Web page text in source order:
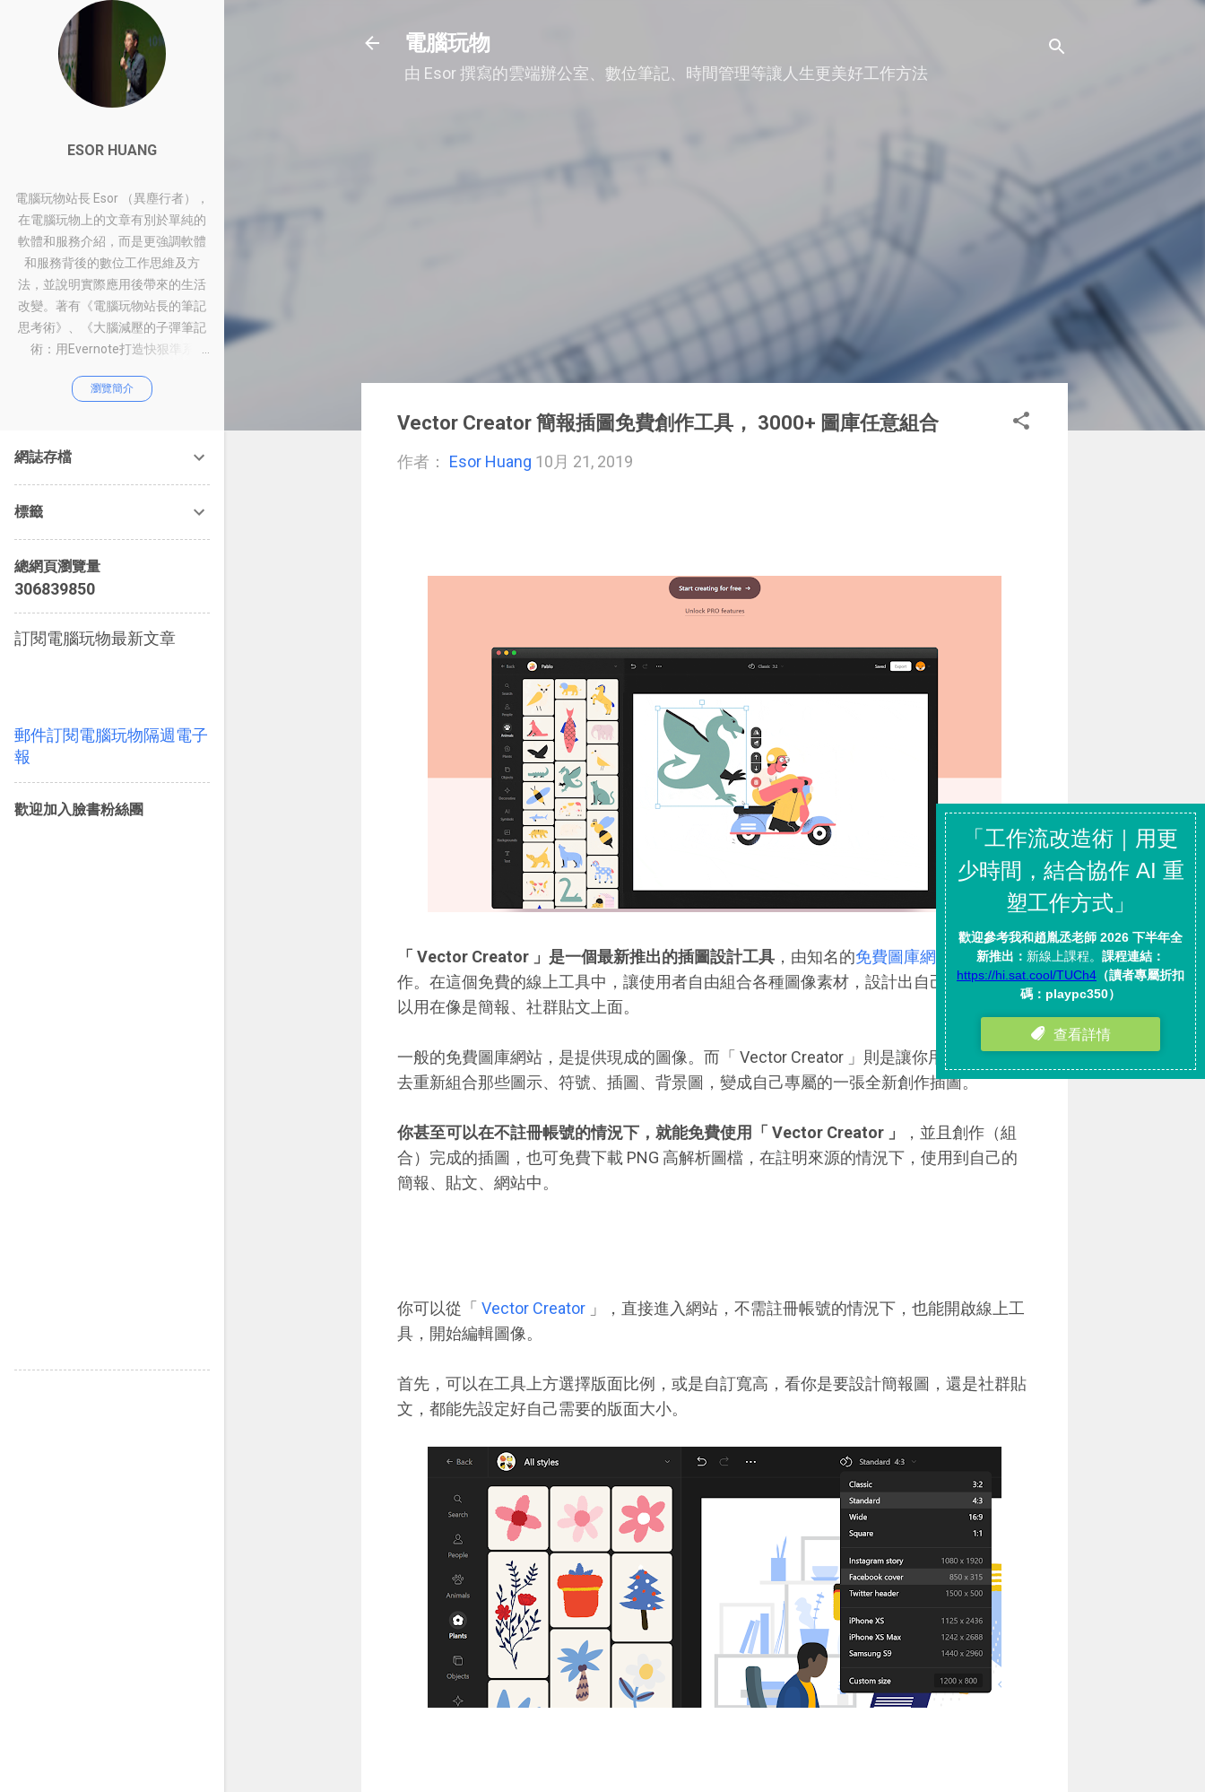
電腦玩物
由 Esor 撰寫的雲端辦公室、數位筆記、時間管理等讓人生更美好工作方法
Vector Creator 簡報插圖免費創作工具， 3000+ 圖庫任意組合
作者： Esor Huang 10月 21, 2019
「 Vector Creator 」是一個最新推出的插圖設計工具 ，由知名的免費圖庫網站 icon8製
作。在這個免費的線上工具中，讓使用者自由組合各種圖像素材，設計出自己的插圖，可
以用在像是簡報、社群貼文上面。
一般的免費圖庫網站，是提供現成的圖像。而「 Vector Creator 」則是讓你用簡單的方式
去重新組合那些圖示、符號、插圖、背景圖，變成自己專屬的一張全新創作插圖。
你甚至可以在不註冊帳號的情況下，就能免費使用「 Vector Creator 」
，並且創作（組
合）完成的插圖，也可免費下載 PNG 高解析圖檔，在註明來源的情況下，使用到自己的
簡報、貼文、網站中。
你可以從「 Vector Creator 」，直接進入網站，不需註冊帳號的情況下，也能開啟線上工
具，開始編輯圖像。
首先，可以在工具上方選擇版面比例，或是自訂寬高，看你是要設計簡報圖，還是社群貼
文，都能先設定好自己需要的版面大小。
ESOR HUANG
電腦玩物站長 Esor （異塵行者），
在電腦玩物上的文章有別於單純的
軟體和服務介紹，而是更強調軟體
和服務背後的數位工作思維及方
法，並說明實際應用後帶來的生活
改變。著有《電腦玩物站長的筆記
思考術》、《大腦減壓的子彈筆記
術：用Evernote打造快狠準系
作術：從職場到人生的100個聰明
瀏覽簡介
網誌存檔
標籤
總網頁瀏覽量
306839850
訂閱電腦玩物最新文章
郵件訂閱電腦玩物隔週電子
報
歡迎加入臉書粉絲團